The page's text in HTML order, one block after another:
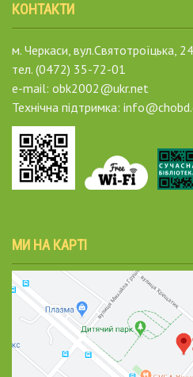
КОНТАКТИ
м. Черкаси, вул.Святотроїцька, 24
тел. (0472) 35-72-01
e-mail: obk2002@ukr.net
Технічна підтримка:
МИ НА КАРТІ